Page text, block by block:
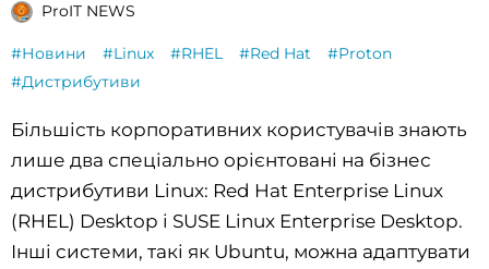
ProIT NEWS
#Новини #Linux #RHEL #Red Hat
#Proton
#Дистрибутиви
Більшість корпоративних користувачів знають
лише два спеціально орієнтовані на бізнес
дистрибутиви Linux: Red Hat Enterprise Linux
(RHEL) Desktop і SUSE Linux Enterprise Desktop.
Інші системи, такі як Ubuntu, можна адаптувати